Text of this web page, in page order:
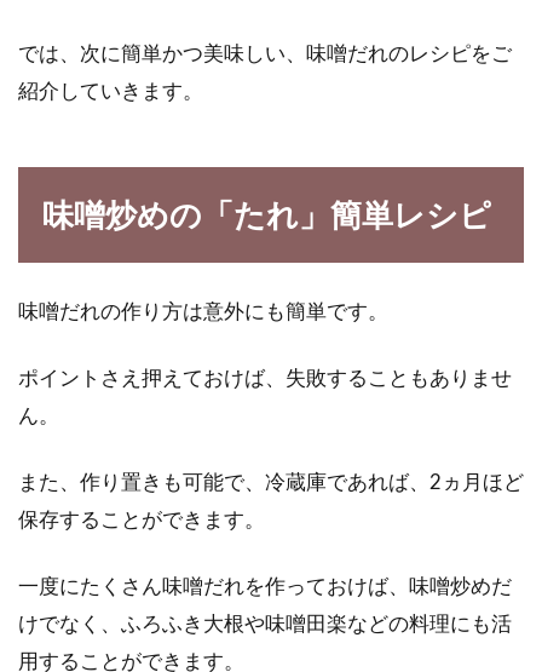
いますよね。洗い物も少なく、火も使わないの
アボカドは野菜と果物どっち？アボ
野菜や果物で見分けがつかないものって、あり
ますよね！中でも「アボカド」は野菜と果物ど
では、次に簡単かつ美味しい、味噌だれのレシピをご
紹介していきます。
味噌炒めの「たれ」簡単レシピ
味噌だれの作り方は意外にも簡単です。
ポイントさえ押えておけば、失敗することもありませ
ん。
また、作り置きも可能で、冷蔵庫であれば、2ヵ月ほど
保存することができます。
一度にたくさん味噌だれを作っておけば、味噌炒めだ
けでなく、ふろふき大根や味噌田楽などの料理にも活
用することができます。